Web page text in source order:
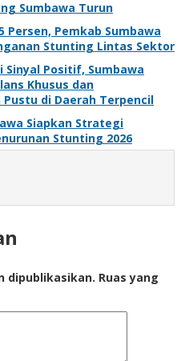
Sumbawa Turun
Persen, Pemkab Sumbawa
Stunting Lintas Sektor
Sinyal Positif, Sumbawa
Khusus dan
Pustu di Daerah Terpencil
Siapkan Strategi
Stunting 2026
dipublikasikan. Ruas yang